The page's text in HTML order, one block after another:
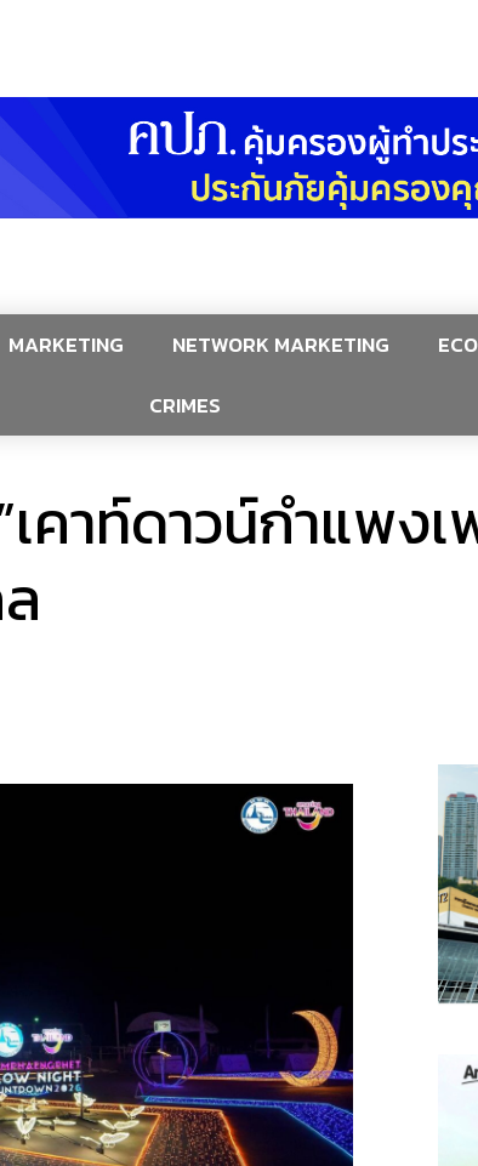
MARKETING NETWORK MARKETING
CRIMES
คาท์ดาวน์กำแพง